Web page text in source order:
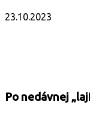
23.10.2023
Po nedávnej